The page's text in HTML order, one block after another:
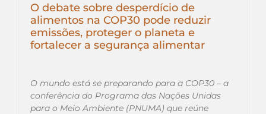
O debate sobre desperdício de
alimentos na COP30 pode reduzir
emissões, proteger o planeta e
fortalecer a segurança alimentar
O mundo está se preparando para a COP30 – a
conferência do Programa das Nações Unidas
para o Meio Ambiente (PNUMA) que reúne